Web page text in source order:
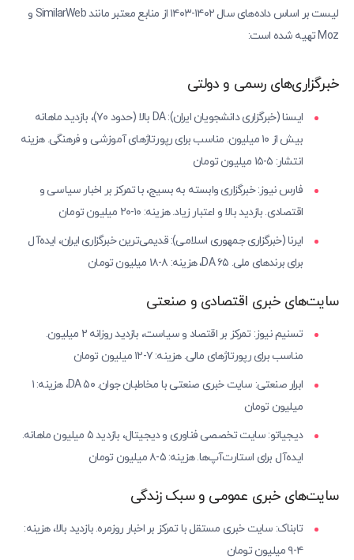
لیست بر اساس داده‌های سال ۱۴۰۲-۱۴۰۳ از منابع معتبر مانند SimilarWeb و
Moz تهیه شده است:
خبرگزاری‌های رسمی و دولتی
ایسنا (خبرگزاری دانشجویان ایران): DA بالا (حدود ۷۰)، بازدید ماهانه
بیش از ۱۰ میلیون. مناسب برای رپورتاژهای آموزشی و فرهنگی. هزینه
انتشار: ۵-۱۵ میلیون تومان
فارس نیوز: خبرگزاری وابسته به بسیج، با تمرکز بر اخبار سیاسی و
اقتصادی. بازدید بالا و اعتبار زیاد. هزینه: ۱۰-۲۰ میلیون تومان
ایرنا (خبرگزاری جمهوری اسلامی): قدیمی‌ترین خبرگزاری ایران، ایده‌آل
برای برندهای ملی. DA ۶۵، هزینه: ۸-۱۸ میلیون تومان
سایت‌های خبری اقتصادی و صنعتی
تسنیم نیوز: تمرکز بر اقتصاد و سیاست، بازدید روزانه ۲ میلیون.
مناسب برای رپورتاژهای مالی. هزینه: ۷-۱۲ میلیون تومان
ابرار صنعتی: سایت خبری صنعتی با مخاطبان جوان. DA ۵۰، هزینه: ۱
میلیون تومان
دیجیاتو: سایت تخصصی فناوری و دیجیتال، بازدید ۵ میلیون ماهانه.
ایده‌آل برای استارت‌آپ‌ها. هزینه: ۵-۸ میلیون تومان
سایت‌های خبری عمومی و سبک زندگی
تابناک: سایت خبری مستقل با تمرکز بر اخبار روزمره. بازدید بالا، هزینه:
۴-۹ میلیون تومان